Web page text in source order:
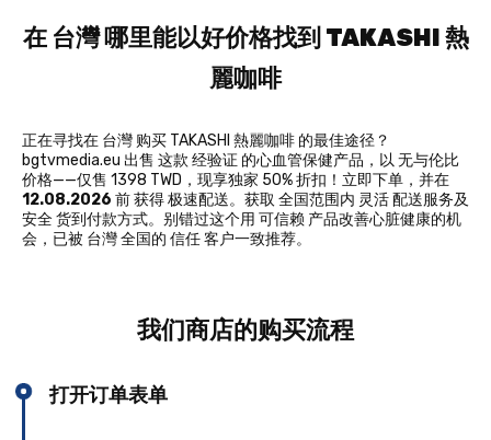
在 台灣 哪里能以好价格找到 TAKASHI 熱
麗咖啡
正在寻找在 台灣 购买 TAKASHI 熱麗咖啡 的最佳途径？
bgtvmedia.eu 出售 这款 经验证 的心血管保健产品，以 无与伦比
价格——仅售 1398 TWD，现享独家 50% 折扣！立即下单，并在
12.08.2026 前 获得 极速配送。获取 全国范围内 灵活 配送服务及
安全 货到付款方式。别错过这个用 可信赖 产品改善心脏健康的机
会，已被 台灣 全国的 信任 客户一致推荐。
我们商店的购买流程
打开订单表单